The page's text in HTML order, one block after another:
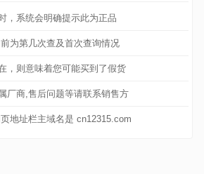
，系统会明确提示此为正品
为第几次查及首次查询情况
，则意味着您可能买到了假货
厂商,售后问题等请联系销售方
地址栏主域名是 cn12315.com